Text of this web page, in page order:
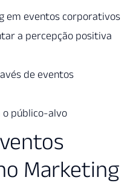
em eventos corporativos
a percepção positiva
de eventos
o público-alvo
Marketing